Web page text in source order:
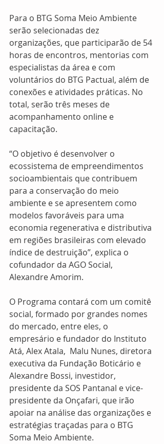
Para o BTG Soma Meio Ambiente
serão selecionadas dez
organizações, que participarão de 54
horas de encontros, mentorias com
especialistas da área e com
voluntários do BTG Pactual, além de
conexões e atividades práticas. No
total, serão três meses de
acompanhamento online e
capacitação.
“O objetivo é desenvolver o
ecossistema de empreendimentos
socioambientais que contribuem
para a conservação do meio
ambiente e se apresentem como
modelos favoráveis para uma
economia regenerativa e distributiva
em regiões brasileiras com elevado
índice de destruição”, explica o
cofundador da AGO Social,
Alexandre Amorim.
O Programa contará com um comitê
social, formado por grandes nomes
do mercado, entre eles, o
empresário e fundador do Instituto
Atá, Alex Atala,  Malu Nunes, diretora
executiva da Fundação Boticário e
Alexandre Bossi, investidor,
presidente da SOS Pantanal e vice-
presidente da Onçafari, que irão
apoiar na análise das organizações e
estratégias traçadas para o BTG
Soma Meio Ambiente.